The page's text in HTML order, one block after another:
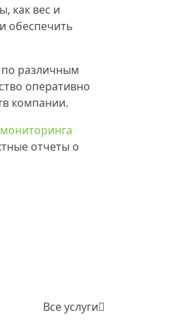
как вес и
обеспечить
различным
оперативно
компании.
отчеты о
Все услуги